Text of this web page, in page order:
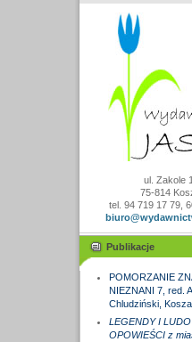
ul. Zakole
75-814
tel. 94 719 17 79,
Publikacje
POMORZANIE
NIEZNANI 7, red.
Chludziński,
LEGENDY I
OPOWIEŚCI z